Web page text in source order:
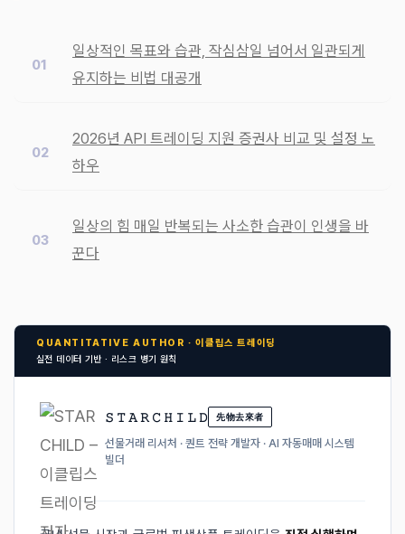
일상적인 목표와 습관, 작심삼일 넘어서 일관되게
유지하는 비법 대공개
2026년 API 트레이딩 지원 증권사 비교 및 설정 노
하우
일상의 힘 매일 반복되는 사소한 습관이 인생을 바
꾼다
QUANTITATIVE AUTHOR · 이클립스 트레이딩
실전 데이터 기반 · 리스크 병기 원칙
𝚂 𝚃 𝙰 𝚁 𝙲 𝙷 𝙸 𝙻 𝙳 先物去來者
선물거래 리서처 · 퀀트 전략 개발자 · AI 자동매매 시스템
빌더